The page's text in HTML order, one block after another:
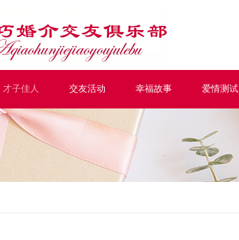
才子佳人 交友活动 幸福故事 爱情测试